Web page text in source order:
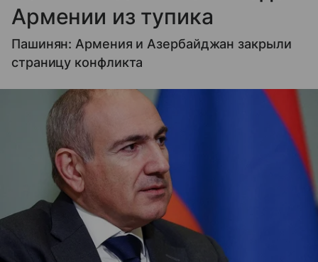
Армении из тупика
Пашинян: Армения и Азербайджан закрыли
страницу конфликта